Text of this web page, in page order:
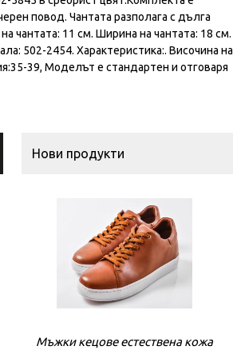
повод. Чантата разполага с дълга
чантата: 11 см. Ширина на чантата: 18 см.
502-2454. Характеристикa:. Височина на
39, Моделът е стандартен и отговаря
Нови продукти
Мъжки кецове естествена кожа